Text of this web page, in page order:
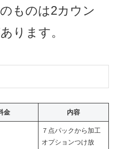
ものは2カウン
ります。
金 内容
７点パックから加工
オプションつけ放